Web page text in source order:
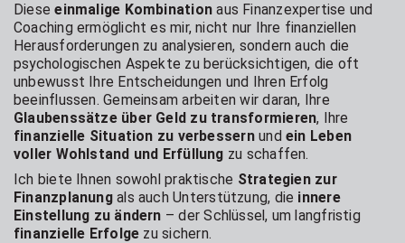
Dieseeinmalige Kombination aus Finanzexpertise und
Coaching ermöglicht es mir, nicht nur Ihre finanziellen
Herausforderungen zu analysieren, sondern auch die
psychologischen Aspekte zu berücksichtigen, die oft
unbewusst Ihre Entscheidungen und Ihren Erfolg
beeinflussen. Gemeinsam arbeiten wir daran, Ihre
Glaubenssätze über Geld zu transformieren, Ihre
finanzielle Situation zu verbessernund ein Leben
voller Wohlstand und Erfüllung zu schaffen.
Ich biete Ihnen sowohl praktische Strategien zur
Finanzplanungals auch Unterstützung, die innere
Einstellung zu ändern – der Schlüssel, um langfristig
finanzielle Erfolge zu sichern.